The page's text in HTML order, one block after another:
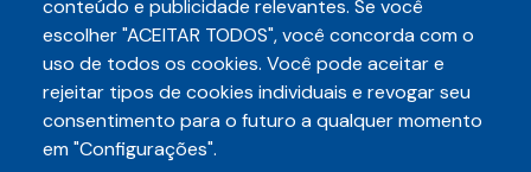
Telefone
(85)3248-5657
E-mail
auditece@auditece.org.br
conteúdo e publicidade relevantes. Se você
escolher "ACEITAR TODOS", você concorda com o
uso de todos os cookies. Você pode aceitar e
rejeitar tipos de cookies individuais e revogar seu
consentimento para o futuro a qualquer momento
em "Configurações".